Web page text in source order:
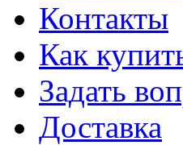
Контакты
Как
Задать
Доставка